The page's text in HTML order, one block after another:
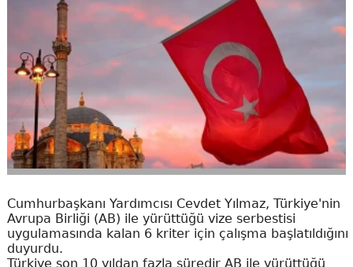
Cumhurbaşkanı Yardımcısı Cevdet Yılmaz, Türkiye'nin
Avrupa Birliği (AB) ile yürüttüğü vize serbestisi
uygulamasında kalan 6 kriter için çalışma başlatıldığını
duyurdu.
Türkiye son 10 yıldan fazla süredir AB ile yürüttüğü